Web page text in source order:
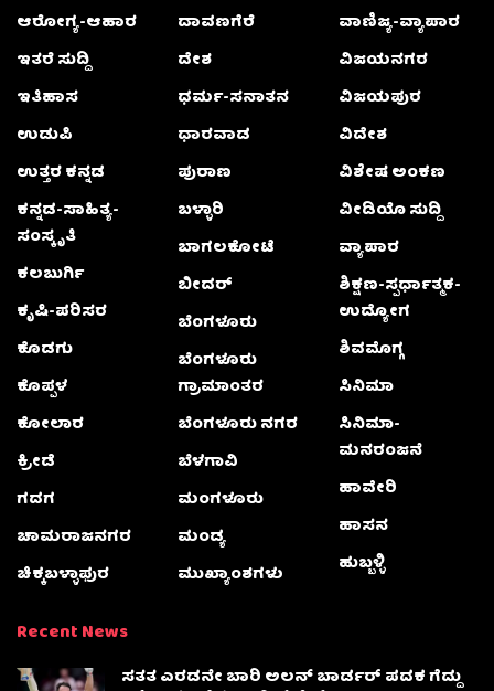
ಆರೋಗ್ಯ-ಆಹಾರ
ಇತರೆ ಸುದ್ದಿ
ಇತಿಹಾಸ
ಉಡುಪಿ
ಉತ್ತರ ಕನ್ನಡ
ಕನ್ನಡ-ಸಾಹಿತ್ಯ-
ಸಂಸ್ಕೃತಿ
ಕಲಬುರ್ಗಿ
ಕೃಷಿ-ಪರಿಸರ
ಕೊಡಗು
ಕೊಪ್ಪಳ
ಕೋಲಾರ
ಕ್ರೀಡೆ
ಗದಗ
ಚಾಮರಾಜನಗರ
ಚಿಕ್ಕಬಳ್ಳಾಫುರ
ದಾವಣಗೆರೆ
ದೇಶ
ಧರ್ಮ-ಸನಾತನ
ಧಾರವಾಡ
ಪುರಾಣ
ಬಳ್ಳಾರಿ
ಬಾಗಲಕೋಟೆ
ಬೀದರ್
ಬೆಂಗಳೂರು
ಬೆಂಗಳೂರು
ಗ್ರಾಮಾಂತರ
ಬೆಂಗಳೂರು ನಗರ
ಬೆಳಗಾವಿ
ಮಂಗಳೂರು
ಮಂಡ್ಯ
ಮುಖ್ಯಾಂಶಗಳು
ವಾಣಿಜ್ಯ-ವ್ಯಾಪಾರ
ವಿಜಯನಗರ
ವಿಜಯಪುರ
ವಿದೇಶ
ವಿಶೇಷ ಅಂಕಣ
ವೀಡಿಯೊ ಸುದ್ದಿ
ವ್ಯಾಪಾರ
ಶಿಕ್ಷಣ-ಸ್ಪರ್ಧಾತ್ಮಕ-
ಉದ್ಯೋಗ
ಶಿವಮೊಗ್ಗ
ಸಿನಿಮಾ
ಸಿನಿಮಾ-
ಮನರಂಜನೆ
ಹಾವೇರಿ
ಹಾಸನ
ಹುಬ್ಬಳ್ಳಿ
Recent News
ಸತತ ಎರಡನೇ ಬಾರಿ ಅಲನ್ ಬಾರ್ಡರ್ ಪದಕ ಗೆದ್ದು